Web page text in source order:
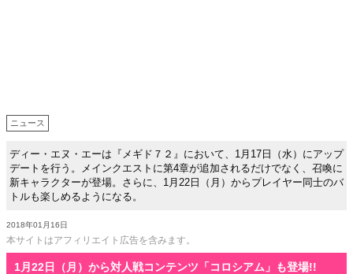
ニュース
ディー・エヌ・エーは『メギド７２』において、1月17日（水）にアップ
デートを行う。メインクエストに第4章が追加されるだけでなく、召喚に
新キャラクターが登場。さらに、1月22日（月）からプレイヤー同士のバ
トルも楽しめるようになる。
2018年01月16日
本サイトはアフィリエイト広告を含みます。
1月22日（月）から対人戦コンテンツ「コロシアム」も登場!!